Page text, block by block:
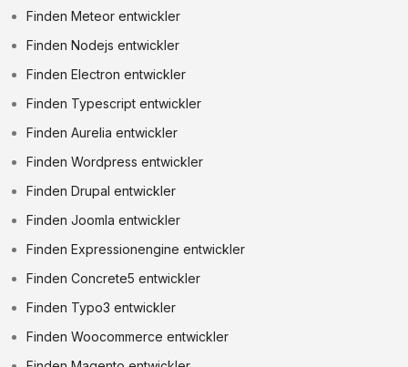
Finden Meteor entwickler
Finden Nodejs entwickler
Finden Electron entwickler
Finden Typescript entwickler
Finden Aurelia entwickler
Finden Wordpress entwickler
Finden Drupal entwickler
Finden Joomla entwickler
Finden Expressionengine entwickler
Finden Concrete5 entwickler
Finden Typo3 entwickler
Finden Woocommerce entwickler